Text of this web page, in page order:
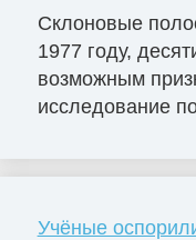
Склоновые
1977 году,
возможным
исследование
Учёные